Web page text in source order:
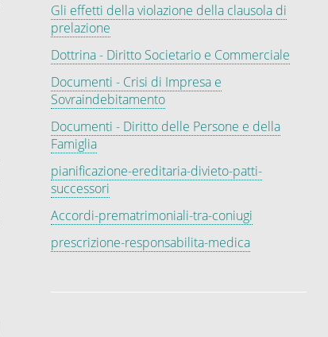
Gli effetti della violazione della clausola di
prelazione
Dottrina - Diritto Societario e Commerciale
Documenti - Crisi di Impresa e
Sovraindebitamento
Documenti - Diritto delle Persone e della
Famiglia
pianificazione-ereditaria-divieto-patti-
successori
Accordi-prematrimoniali-tra-coniugi
prescrizione-responsabilita-medica